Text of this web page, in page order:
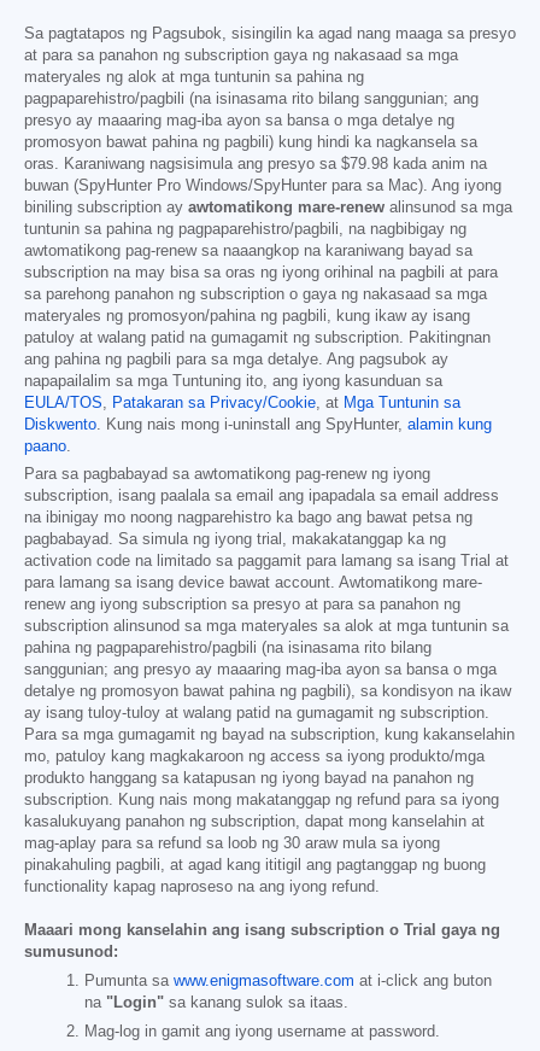
Sa pagtatapos ng Pagsubok, sisingilin ka agad nang maaga sa presyo
at para sa panahon ng subscription gaya ng nakasaad sa mga
materyales ng alok at mga tuntunin sa pahina ng
pagpaparehistro/pagbili (na isinasama rito bilang sanggunian; ang
presyo ay maaaring mag-iba ayon sa bansa o mga detalye ng
promosyon bawat pahina ng pagbili) kung hindi ka nagkansela sa
oras. Karaniwang nagsisimula ang presyo sa $79.98 kada anim na
buwan (SpyHunter Pro Windows/SpyHunter para sa Mac). Ang iyong
biniling subscription ay awtomatikong mare-renew alinsunod sa mga
tuntunin sa pahina ng pagpaparehistro/pagbili, na nagbibigay ng
awtomatikong pag-renew sa naaangkop na karaniwang bayad sa
subscription na may bisa sa oras ng iyong orihinal na pagbili at para
sa parehong panahon ng subscription o gaya ng nakasaad sa mga
materyales ng promosyon/pahina ng pagbili, kung ikaw ay isang
patuloy at walang patid na gumagamit ng subscription. Pakitingnan
ang pahina ng pagbili para sa mga detalye. Ang pagsubok ay
napapailalim sa mga Tuntuning ito, ang iyong kasunduan sa
EULA/TOS, Patakaran sa Privacy/Cookie, at Mga Tuntunin sa
Diskwento. Kung nais mong i-uninstall ang SpyHunter, alamin kung
paano.
Para sa pagbabayad sa awtomatikong pag-renew ng iyong
subscription, isang paalala sa email ang ipapadala sa email address
na ibinigay mo noong nagparehistro ka bago ang bawat petsa ng
pagbabayad. Sa simula ng iyong trial, makakatanggap ka ng
activation code na limitado sa paggamit para lamang sa isang Trial at
para lamang sa isang device bawat account. Awtomatikong mare-
renew ang iyong subscription sa presyo at para sa panahon ng
subscription alinsunod sa mga materyales sa alok at mga tuntunin sa
pahina ng pagpaparehistro/pagbili (na isinasama rito bilang
sanggunian; ang presyo ay maaaring mag-iba ayon sa bansa o mga
detalye ng promosyon bawat pahina ng pagbili), sa kondisyon na ikaw
ay isang tuloy-tuloy at walang patid na gumagamit ng subscription.
Para sa mga gumagamit ng bayad na subscription, kung kakanselahin
mo, patuloy kang magkakaroon ng access sa iyong produkto/mga
produkto hanggang sa katapusan ng iyong bayad na panahon ng
subscription. Kung nais mong makatanggap ng refund para sa iyong
kasalukuyang panahon ng subscription, dapat mong kanselahin at
mag-aplay para sa refund sa loob ng 30 araw mula sa iyong
pinakahuling pagbili, at agad kang ititigil ang pagtanggap ng buong
functionality kapag naproseso na ang iyong refund.
Maaari mong kanselahin ang isang subscription o Trial gaya ng
sumusunod:
Pumunta sa www.enigmasoftware.com at i-click ang buton
na "Login" sa kanang sulok sa itaas.
Mag-log in gamit ang iyong username at password.